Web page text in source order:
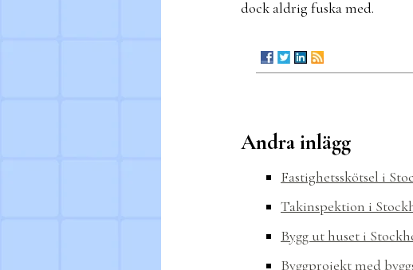
dock aldrig fuska med.
Andra inlägg
Fastighetsskötsel i
Takinspektion i
Bygg ut huset i
Byggprojekt med